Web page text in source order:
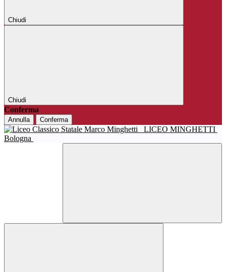
Chiudi
Chiudi
Conferma
Annulla Conferma
LICEO MINGHETTI
Bologna